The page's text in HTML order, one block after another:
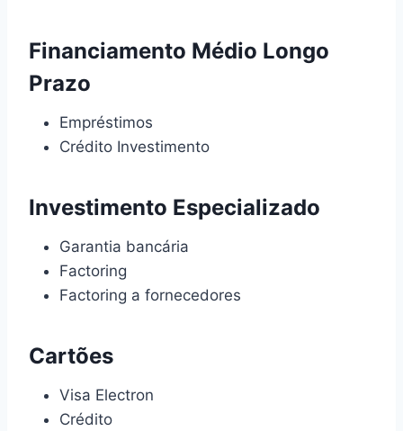
Financiamento Médio Longo
Prazo
Empréstimos
Crédito Investimento
Investimento Especializado
Garantia bancária
Factoring
Factoring a fornecedores
Cartões
Visa Electron
Crédito